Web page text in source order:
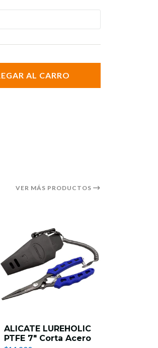
AL CARRO
VER MÁS PRODUCTOS
ALICATE LUREHOLIC
PTFE 7" Corta Acero